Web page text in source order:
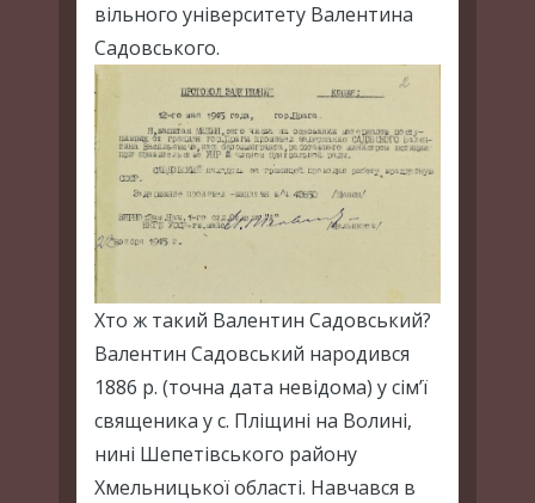
вільного університету Валентина
Садовського.
Хто ж такий Валентин Садовський?
Валентин Садовський народився
1886 р. (точна дата невідома) у сім’ї
священика у с. Пліщині на Волині,
нині Шепетівського району
Хмельницької області. Навчався в